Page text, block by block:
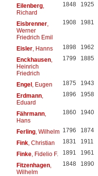
Eilenberg,
Richard
1848 1925
Eisbrenner,
Werner
Friedrich Emil
1908 1981
Eisler, Hanns 1898 1962
Enckhausen,
Heinrich
Friedrich
1799 1885
Engel, Eugen 1875 1943
Erdmann,
Eduard
1896 1958
Fährmann,
Hans
1860 1940
Ferling, Wilhelm 1796 1874
Fink, Christian 1831 1911
Finke, Fidelio F. 1891 1961
Fitzenhagen,
Wilhelm
1848 1890